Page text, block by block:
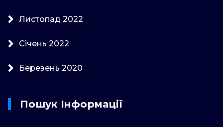
Листопад 2022
Січень 2022
Березень 2020
Пошук Інформації